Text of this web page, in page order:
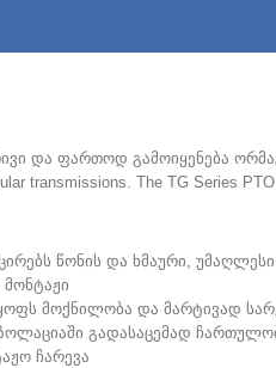
და ფართოდ გამოიყენება
transmissions. The TG Series
წონის და ხმაური,
მონტაჟი
მოქნილობა და მარტივად
გადასაცემად
ჩარევა